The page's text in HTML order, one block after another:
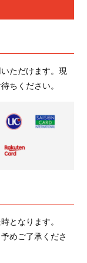
ただけます。現
ちください。
となります。
めご了承くださ